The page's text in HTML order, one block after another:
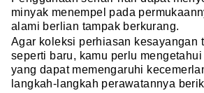
minyak menempel pada
alami berlian tampak berkurang.
Agar koleksi perhiasan kesayangan
seperti baru, kamu perlu
yang dapat memengaruhi
langkah-langkah perawatannya